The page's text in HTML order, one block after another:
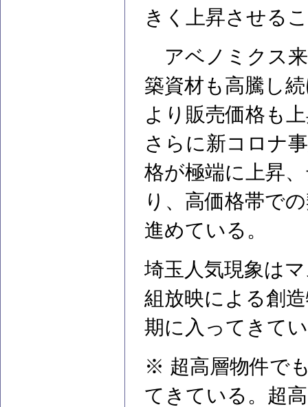
きく上昇させる
アベノミクス来
築資材も高騰し
より販売価格も
さらに新コロナ
格が極端に上昇
り、高価格帯で
進めている。
埼玉人気現象は
組放映による創
期に入ってきて
※ 超高層物件で
てきている。超